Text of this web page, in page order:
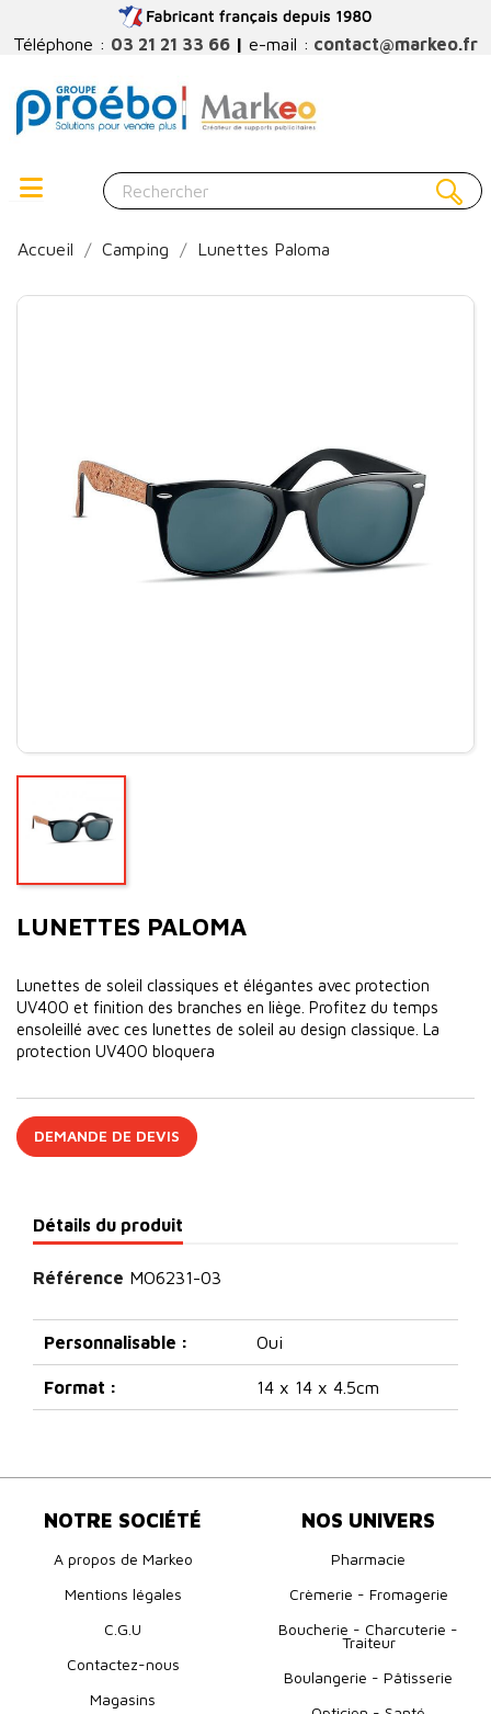
Téléphone : 03 21 21 33 66 | e-mail : contact@markeo.fr
Accueil Camping Lunettes Paloma
LUNETTES PALOMA
Lunettes de soleil classiques et élégantes avec protection
UV400 et finition des branches en liège. Profitez du temps
ensoleillé avec ces lunettes de soleil au design classique. La
protection UV400 bloquera
DEMANDE DE DEVIS
Détails du produit
Référence MO6231-03
Personnalisable : Oui
Format : 14 x 14 x 4.5cm
NOTRE SOCIÉTÉ
A propos de Markeo
Mentions légales
C.G.U
Contactez-nous
Magasins
NOS UNIVERS
Pharmacie
Crèmerie - Fromagerie
Boucherie - Charcuterie -
Traiteur
Boulangerie - Pâtisserie